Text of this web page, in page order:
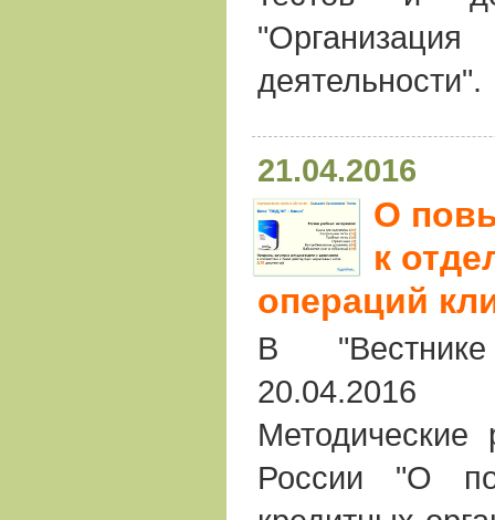
деятельности".
21.04.2016
О
к
операций
В
Методические
России "О